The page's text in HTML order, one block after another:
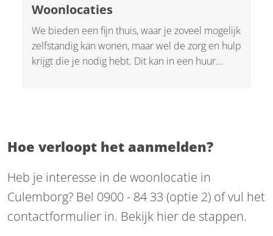
Woonlocaties
We bieden een fijn thuis, waar je zoveel mogelijk
zelfstandig kan wonen, maar wel de zorg en hulp
krijgt die je nodig hebt. Dit kan in een huur
kwaliteitsplan '24.
Hoe verloopt het aanmelden?
Heb je interesse in de woonlocatie in
Culemborg? Bel 0900 - 84 33 (optie 2) of vul het
contactformulier in. Bekijk hier de stappen.